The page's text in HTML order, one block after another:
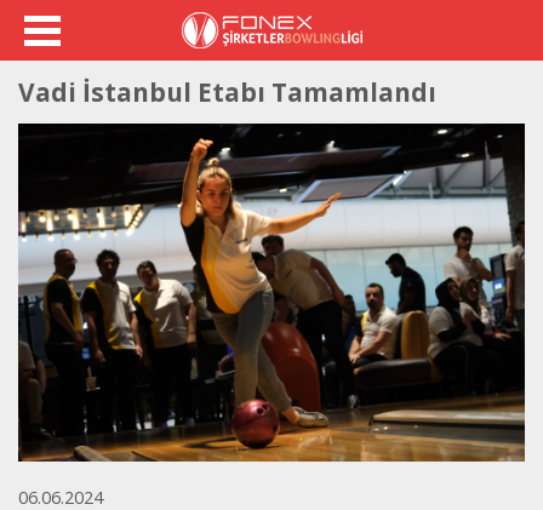
Vadi İstanbul Etabı Tamamlandı
06.06.2024